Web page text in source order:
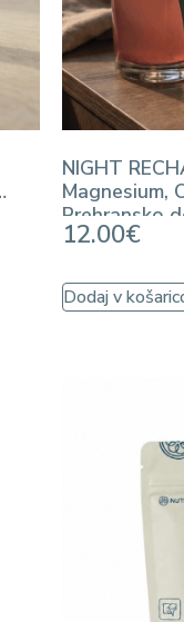
NIGHT
Magnesium,
Prehransko
12.00€
Dodaj v